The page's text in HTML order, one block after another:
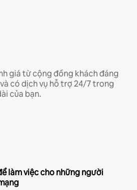
giá từ cộng đồng khách đáng
có dịch vụ hỗ trợ 24/7 trong
của bạn.
làm việc cho những người